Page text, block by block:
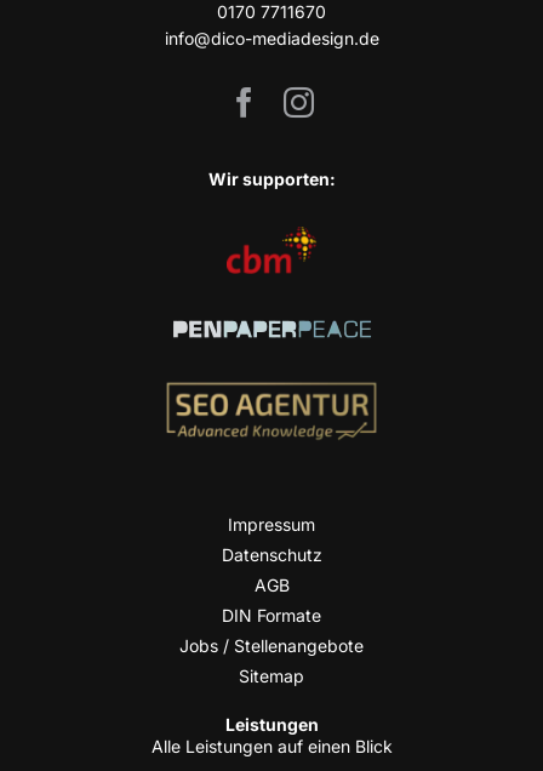
0170 7711670
info@dico-mediadesign.de
Wir sup­port­en:
Impres­sum
Daten­schutz
AGB
DIN For­ma­te
Jobs / Stellenangebote
Site­map
Leis­tun­gen
Alle Leis­tun­gen auf einen Blick